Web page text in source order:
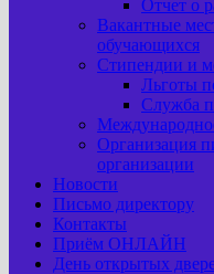
Отчет о
Вакантные
обучающихся
Стипендии и
Льготы
Служба
Организация
организации
Новости
Письмо директору
Контакты
Приём ОНЛАЙН
День открытых